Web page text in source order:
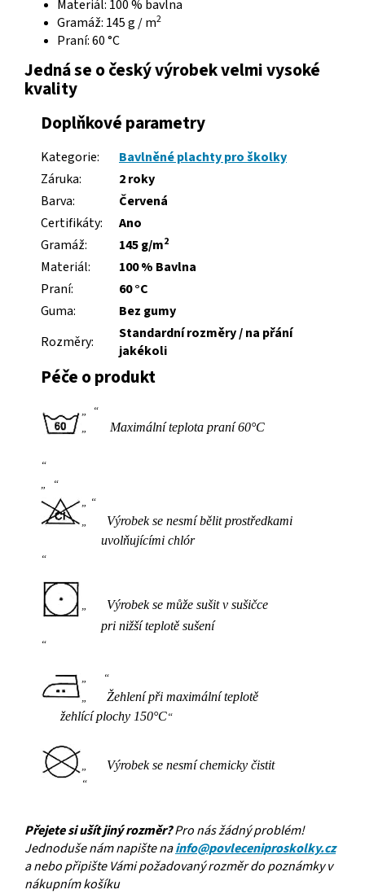
Materiál: 100 % bavlna
Gramáž: 145 g / m2
Praní: 60 °C
Jedná se o český výrobek velmi vysoké
kvality
Doplňkové parametry
Kategorie:
Bavlněné plachty pro školky
Záruka:
2 roky
Barva:
Červená
Certifikáty:
Ano
Gramáž:
145 g/m2
Materiál:
100 % Bavlna
Praní:
60 °C
Guma:
Bez gumy
Rozměry:
Standardní rozměry / na přání
jakékoli
Péče o produkt
Maximální teplota praní 60°C
Výrobek se nesmí bělit prostředkami
uvolňujícími chlór
Výrobek se může sušit v sušičce
pri nižší teplotě sušení
Žehlení při maximální teplotě
žehlící plochy 150°C
Výrobek se nesmí chemicky čistit
Přejete si ušít jiný rozměr?Pro nás žádný problém!
Jednoduše nám napište nainfo@povleceniproskolky.cz
a nebo připište Vámi požadovaný rozměr do poznámky v
nákupním košíku